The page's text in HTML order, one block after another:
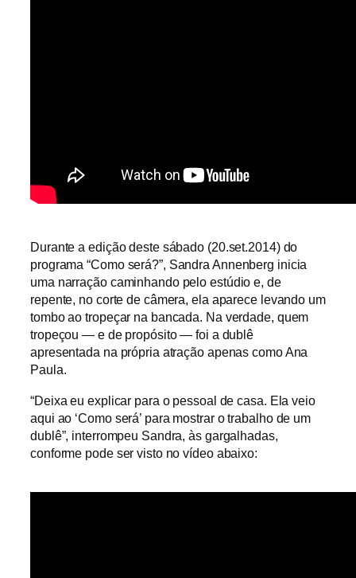
Durante a edição deste sábado (20.set.2014) do
programa “Como será?”, Sandra Annenberg inicia
uma narração caminhando pelo estúdio e, de
repente, no corte de câmera, ela aparece levando um
tombo ao tropeçar na bancada. Na verdade, quem
tropeçou — e de propósito — foi a dublê
apresentada na própria atração apenas como Ana
Paula.
“Deixa eu explicar para o pessoal de casa. Ela veio
aqui ao ‘Como será’ para mostrar o trabalho de um
dublê”, interrompeu Sandra, às gargalhadas,
conforme pode ser visto no vídeo abaixo: